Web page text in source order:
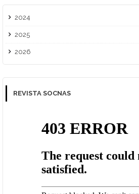
2024
2025
2026
REVISTA SOCNAS